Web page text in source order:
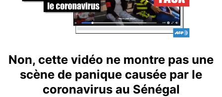
Non, cette vidéo ne montre pas une
scène de panique causée par le
coronavirus au Sénégal